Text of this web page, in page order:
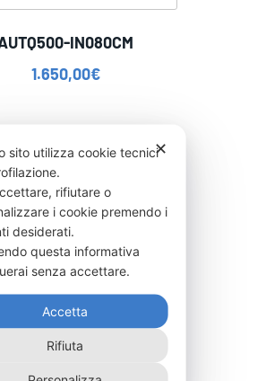
IN080CM
1.650,00€
✕
sito utilizza cookie tecnici
rifiutare o
i cookie premendo i
desiderati.
questa informativa
senza accettare.
Accetta
Rifiuta